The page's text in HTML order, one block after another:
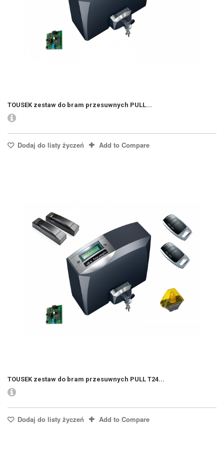
TOUSEK zestaw do bram przesuwnych PULL...
Dodaj do listy życzeń Add to Compare
TOUSEK zestaw do bram przesuwnych PULL T24...
Dodaj do listy życzeń Add to Compare